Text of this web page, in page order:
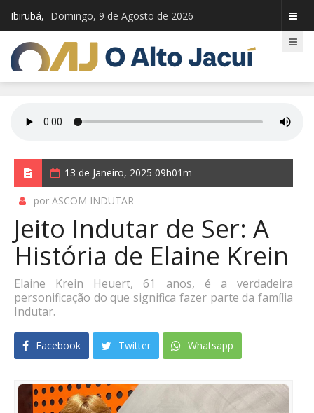
Ibirubá, Domingo, 9 de Agosto de 2026
13 de Janeiro, 2025 09h01m
por ASCOM INDUTAR
Jeito Indutar de Ser: A
História de Elaine Krein
Elaine Krein Heuert, 61 anos, é a verdadeira
personificação do que significa fazer parte da família
Indutar.
Facebook Twitter Whatsapp